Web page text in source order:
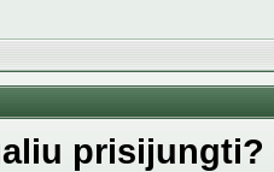
prisijungti?